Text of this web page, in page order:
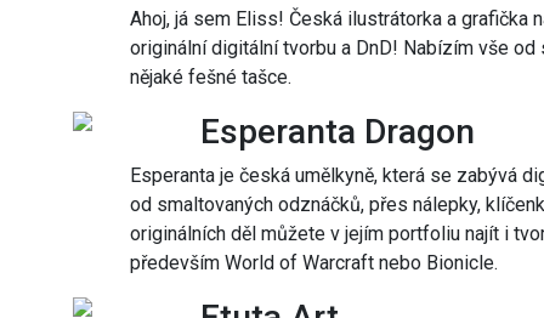
Ahoj, já sem Eliss! Česká ilustrátorka a grafička
originální digitální tvorbu a DnD! Nabízím vše
nějaké fešné tašce.
Esperanta Dragon
Esperanta je česká umělkyně, která se zabývá
od smaltovaných odznáčků, přes nálepky,
originálních děl můžete v jejím portfoliu najít i
především World of Warcraft nebo Bionicle.